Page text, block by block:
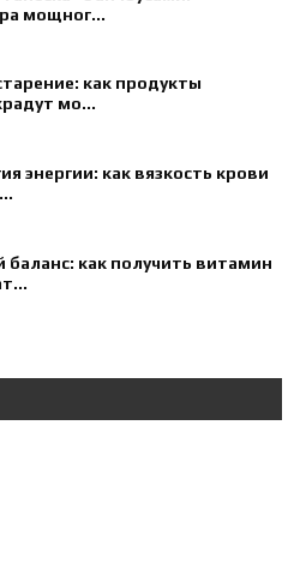
мощног...
как продукты
мо...
энергии: как вязкость крови
баланс: как получить витамин